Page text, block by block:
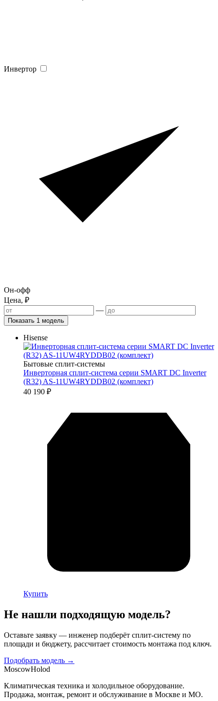
Инвертор
Он-офф
Цена, ₽
—
Показать 1 модель
Hisense
Бытовые сплит-системы
Инверторная сплит-система серии SMART DC Inverter
(R32) AS-11UW4RYDDB02 (комплект)
40 190 ₽
Купить
Не нашли подходящую модель?
Оставьте заявку — инженер подберёт сплит-систему по
площади и бюджету, рассчитает стоимость монтажа под ключ.
Подобрать модель →
MoscowHolod
Климатическая техника и холодильное оборудование.
Продажа, монтаж, ремонт и обслуживание в Москве и МО.